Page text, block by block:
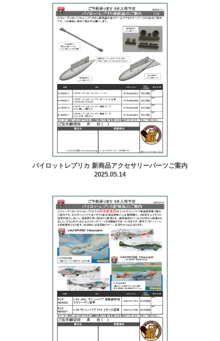
パイロットレプリカ 新商品アクセサリーパーツご案内
2025.05.14